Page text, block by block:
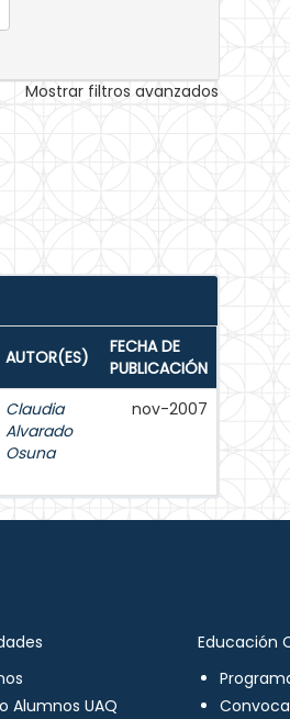
Mostrar filtros avanzados
AUTOR(ES)
FECHA DE
PUBLICACIÓN
Claudia
Alvarado
Osuna
nov-2007
Alumnos UAQ
Educación